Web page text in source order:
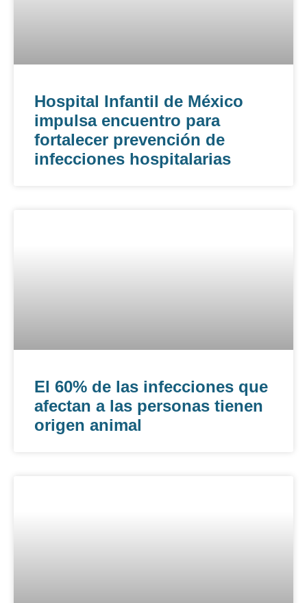
Hospital Infantil de México
impulsa encuentro para
fortalecer prevención de
infecciones hospitalarias
El 60% de las infecciones que
afectan a las personas tienen
origen animal